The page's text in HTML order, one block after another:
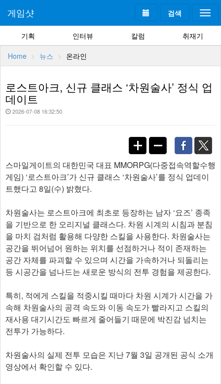
검색
게임샷
기획 인터뷰 칼럼 취재기
Home 뉴스 온라인
로스트아크, 신규 클래스 ‘차원술사’ 정식 업
데이트
2026-07-08 16:32:50
스마일게이트의 대한민국 대표 MMORPG(다중접속역할수행
게임) ‘로스트아크’가 신규 클래스 ‘차원술사’를 정식 업데이
트했다고 8일(수) 밝혔다.
차원술사는 로스트아크에 최초로 등장하는 남자 ‘요즈’ 종족
을 기반으로 한 오리지널 클래스다. 차원 시계의 시침과 분침
을 마치 검처럼 활용해 다양한 스킬을 사용한다. 차원술사는
공간을 뛰어넘어 원하는 위치를 선점하거나 적이 존재하는
공간 자체를 파괴할 수 있으며 시간을 가속하거나 되돌리는
등 시공간을 넘나드는 새로운 방식의 전투 경험을 제공한다.
특히, 적에게 스킬을 적중시킬 때마다 차원 시계가 시간을 가
속해 차원술사의 공격 속도와 이동 속도가 빨라지고 스킬의
재사용 대기시간도 빠르게 줄어들기 때문에 박진감 넘치는
전투가 가능하다.
차원술사의 실제 전투 모습은 지난 7월 3일 공개된 공식 소개
영상에서 확인할 수 있다.